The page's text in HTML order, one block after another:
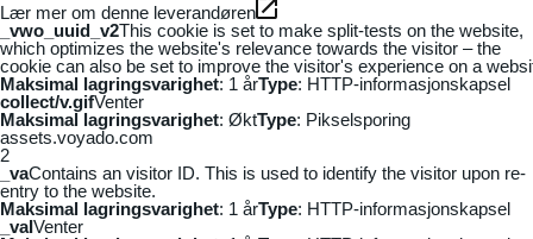
Lær mer om denne leverandøren
_vwo_uuid_v2This cookie is set to make split-tests on the website,
which optimizes the website's relevance towards the visitor – the
cookie can also be set to improve the visitor's experience on a
Maksimal lagringsvarighet: 1 årType: HTTP-informasjonskapsel
collect/v.gifVenter
Maksimal lagringsvarighet: ØktType: Pikselsporing
assets.voyado.com
2
_vaContains an visitor ID. This is used to identify the visitor upon re-
entry to the website.
Maksimal lagringsvarighet: 1 årType: HTTP-informasjonskapsel
_vaIVenter